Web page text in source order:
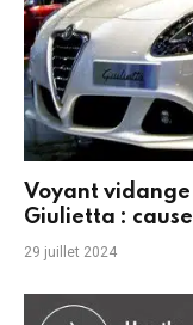
Voyant
Giulietta :
29 juillet 2024